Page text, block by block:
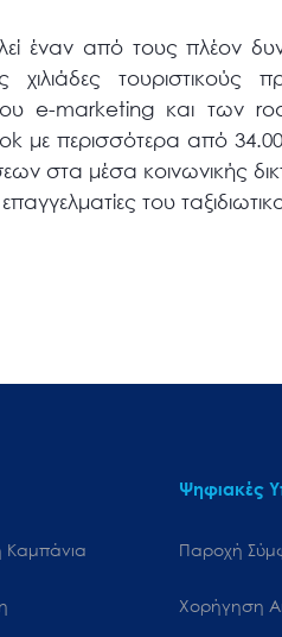
έναν από τους πλέον
χιλιάδες
e-marketing και των
με περισσότερα από
στα μέσα κοινωνικής
του
Καμπάνια
Ψηφιακές
Παροχή
Χορήγηση